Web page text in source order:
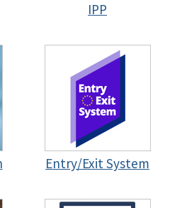
IPP
Entry/Exit System